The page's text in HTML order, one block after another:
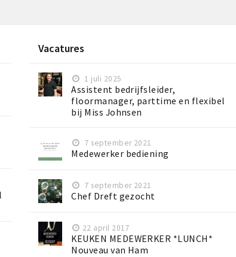
Vacatures
1 juli 2025
Assistent bedrijfsleider,
floormanager, parttime en flexibel
bij Miss Johnsen
7 september 2021
Medewerker bediening
7 september 2021
Chef Dreft gezocht
22 april 2017
KEUKEN MEDEWERKER *LUNCH*
Nouveau van Ham